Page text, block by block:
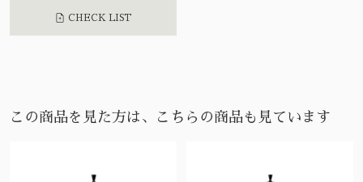
CHECK LIST
この商品を見た方は、こちらの商品も見ています